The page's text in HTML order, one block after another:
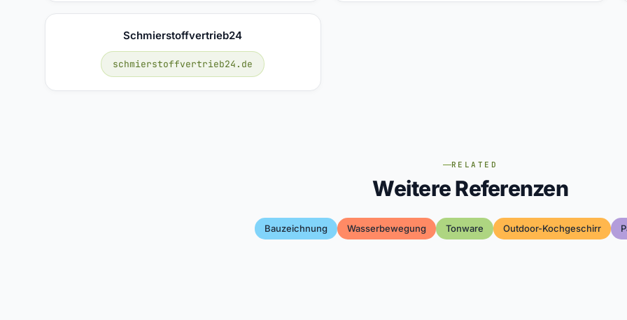
Schmierstoffvertrieb24
schmierstoffvertrieb24.de
RELATED
Weitere Referenzen
Bauzeichnung Wasserbewegung Tonware Outdoor-Kochgeschirr